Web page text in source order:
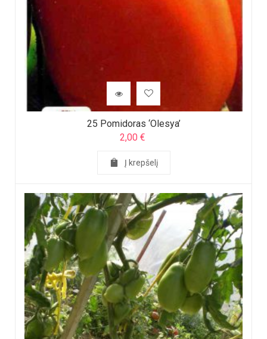
25 Pomidoras ‘Olesya’
2,00 €
Į krepšelį